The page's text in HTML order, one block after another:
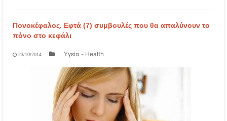
Πονοκέφαλος. Εφτά (7) συμβουλές που θα απαλύνουν το
πόνο στο κεφάλι
23/10/2014 Υγεία - Health